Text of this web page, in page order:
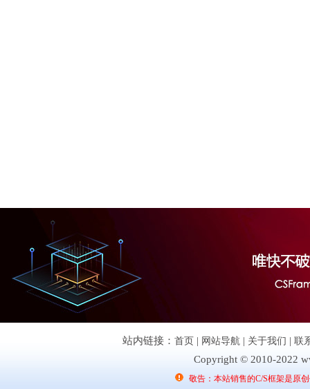
站内链接： 首页 | 网站导航 | 关于我们 | 联
Copyright © 2010-2022
敬告：本站销售的C/S框架是原